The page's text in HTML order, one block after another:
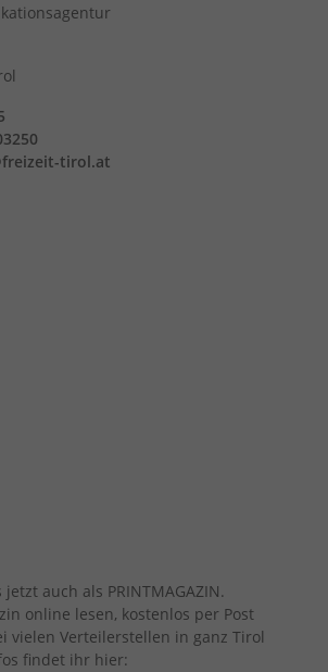
tirol.at
auch als PRINTMAGAZIN.
online lesen, kostenlos per Post
vielen Verteilerstellen in ganz Tirol
findet ihr hier: